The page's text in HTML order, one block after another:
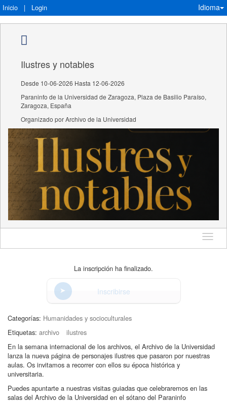
Inicio | Login Idioma
Ilustres y notables
Desde 10-06-2026 Hasta 12-06-2026
Paraninfo de la Universidad de Zaragoza, Plaza de Basilio Paraíso,
Zaragoza, España
Organizado por Archivo de la Universidad
Idioma
La inscripción ha finalizado.
Inscribirse
Categorías: Humanidades y socioculturales
Etiquetas: archivo
ilustres
En la semana internacional de los archivos, el Archivo de la Universidad
lanza la nueva página de personajes ilustres que pasaron por nuestras
aulas. Os invitamos a recorrer con ellos su época histórica y
universitaria.
Puedes apuntarte a nuestras visitas guiadas que celebraremos en las
salas del Archivo de la Universidad en el sótano del Paraninfo